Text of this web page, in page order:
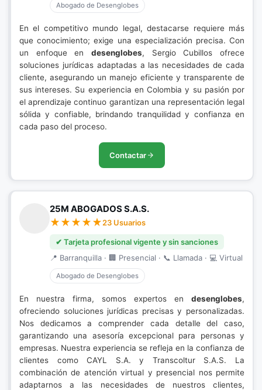
Abogado de Desenglobes
En el competitivo mundo legal, destacarse requiere más
que conocimiento; exige una especialización precisa. Con
un enfoque en desenglobes, Sergio Cubillos ofrece
soluciones jurídicas adaptadas a las necesidades de cada
cliente, asegurando un manejo eficiente y transparente de
sus intereses. Su experiencia en Colombia y su pasión por
el aprendizaje continuo garantizan una representación legal
sólida y confiable, brindando tranquilidad y confianza en
cada paso del proceso.
Contactar
25M ABOGADOS S.A.S.
23 Usuarios
✔ Tarjeta profesional vigente y sin sanciones
📍 Barranquilla · 🏢 Presencial · 📞 Llamada · 💻 Virtual
Abogado de Desenglobes
En nuestra firma, somos expertos en desenglobes,
ofreciendo soluciones jurídicas precisas y personalizadas.
Nos dedicamos a comprender cada detalle del caso,
garantizando una asesoría excepcional para personas y
empresas. Nuestra experiencia se refleja en la confianza de
clientes como CAYL S.A. y Transcoltur S.A.S. La
combinación de atención virtual y presencial nos permite
adaptarnos a las necesidades de nuestros clientes,